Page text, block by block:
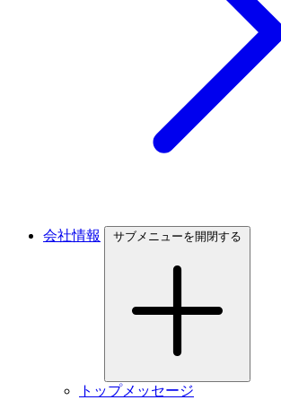
会社情報 サブメニューを開閉する
トップメッセージ